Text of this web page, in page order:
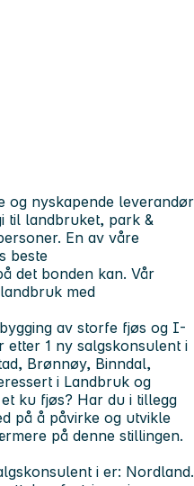
og nyskapende leverandør
til landbruket, park &
En av våre
beste
det bonden kan. Vår
med
av storfe fjøs og I-
etter 1 ny salgskonsulent i
Brønnøy, Binndal,
i Landbruk og
ku fjøs? Har du i tillegg
på å påvirke og utvikle
på denne stillingen.
i er: Nordland.